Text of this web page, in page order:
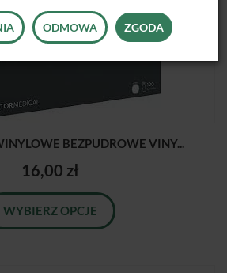
BEZPUDROWE VINY...
16,00 zł
WYBIERZ OPCJE
ODMOWA ZGODA